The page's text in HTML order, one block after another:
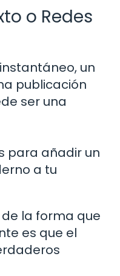
o Redes
un
publicación
ser una
para añadir un
a tu
la forma que
es que el